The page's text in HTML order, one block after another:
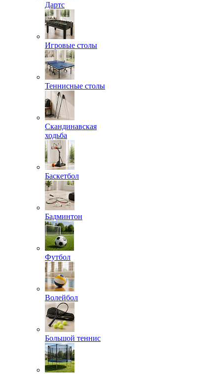
Дартс
Игровые столы
Теннисные столы
Скандинавская
ходьба
Баскетбол
Бадминтон
Футбол
Волейбол
Большой теннис